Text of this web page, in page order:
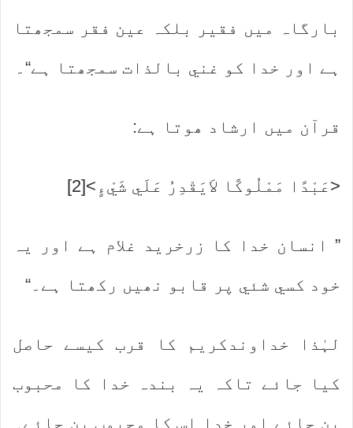
بارگاہ ميں فقير بلکہ عين فقر سمجھتا
ہے اور خدا کو غني بالذات سمجھتا ہے“۔
قرآن ميں ارشاد ھوتا ہے:
<عَبْدًا مَمْلُوکًا لاَيَقْدِرُ عَلَي شَيْءٍ>[2]
” انسان خدا کا زرخريد غلام ہے اور يہ
خود کسي شئي پر قابو نھيں رکھتا ہے۔“
لہٰذا خداوندکريم کا قرب کيسے حاصل
کيا جائے تاکہ يہ بندہ خدا کا محبوب
بن جائے اور خدا اس کا محبوب بن جائے۔